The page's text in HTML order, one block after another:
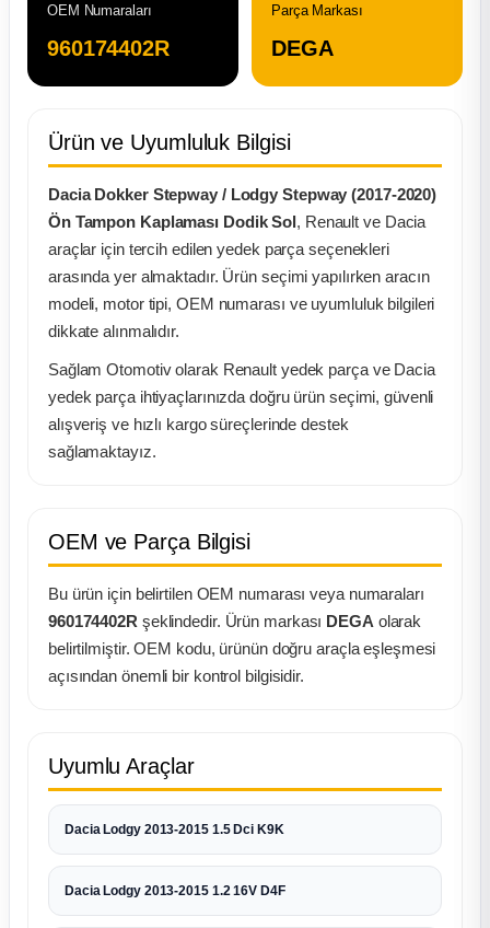
Parça
Parça
OEM Numaraları
960174402R
Parça Markası
DEGA
Ürün ve Uyumluluk Bilgisi
Dacia Dokker Stepway / Lodgy Stepway (2017-2020)
Ön Tampon Kaplaması Dodik Sol, Renault ve Dacia
araçlar için tercih edilen yedek parça seçenekleri
arasında yer almaktadır. Ürün seçimi yapılırken aracın
modeli, motor tipi, OEM numarası ve uyumluluk bilgileri
dikkate alınmalıdır.
Sağlam Otomotiv olarak Renault yedek parça ve Dacia
yedek parça ihtiyaçlarınızda doğru ürün seçimi, güvenli
alışveriş ve hızlı kargo süreçlerinde destek
sağlamaktayız.
OEM ve Parça Bilgisi
Bu ürün için belirtilen OEM numarası veya numaraları
960174402R şeklindedir. Ürün markası DEGA olarak
belirtilmiştir. OEM kodu, ürünün doğru araçla eşleşmesi
açısından önemli bir kontrol bilgisidir.
Uyumlu Araçlar
Dacia Lodgy 2013-2015 1.5 Dci K9K
Dacia Lodgy 2013-2015 1.2 16V D4F